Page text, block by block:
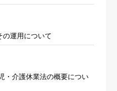
の運用について
・介護休業法の概要につい